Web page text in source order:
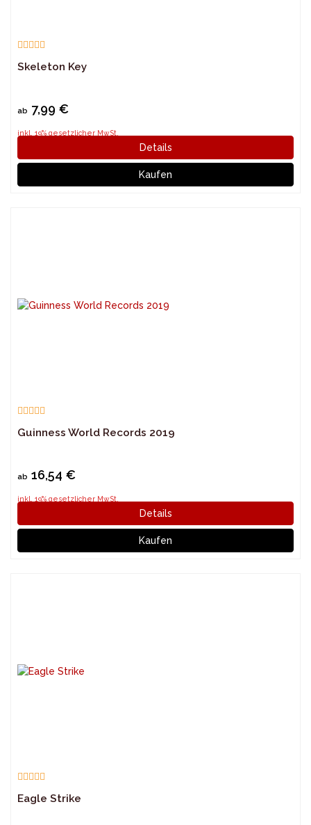
Skeleton Key
ab 7,99 €
inkl. 19% gesetzlicher MwSt.
Details
Kaufen
Guinness World Records 2019
ab 16,54 €
inkl. 19% gesetzlicher MwSt.
Details
Kaufen
Eagle Strike